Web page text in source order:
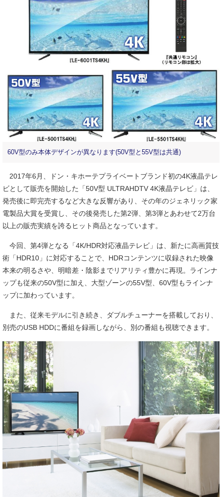
60V型のみ本体デザインが異なります(50V型と55V型は共通)
2017年6月、ドン・キホーテプライベートブランド初の4K液晶テレ
ビとして販売を開始した「50V型 ULTRAHDTV 4K液晶テレビ」は、
発売後に即完売するなど大きな反響があり、その年のジェネリック家
電製品大賞を受賞し、その後発売した第2弾、第3弾とあわせて2万台
以上の販売実績を誇るヒット商品となっています。
今回、第4弾となる「4K/HDR対応液晶テレビ」は、新たに高画質技
術「HDR10」に対応することで、HDRコンテンツに収録された映像
本来の明るさや、明暗差・陰影までリアリティ豊かに再現。ラインナ
ップも従来の50V型に加え、大型ゾーンの55V型、60V型もラインナ
ップに加わっています。
また、従来モデルに引き続き、ダブルチューナーを搭載しており、
別売のUSB HDDに番組を録画しながら、別の番組も視聴できます。